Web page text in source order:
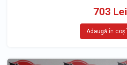
703 Lei
Adaugă în coș